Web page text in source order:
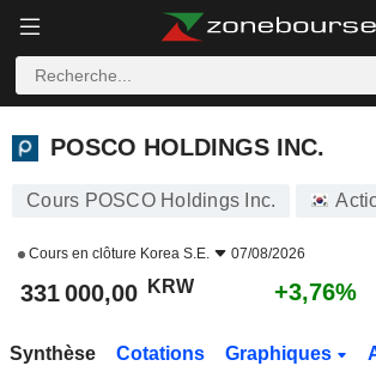
POSCO HOLDINGS INC.
POSCO HOLDINGS INC.
Cours POSCO Holdings Inc.
Cours en clôture Korea S.E. 07/08/2026
331 000,00 KRW +3,76%
Synthèse Cotations Graphiques